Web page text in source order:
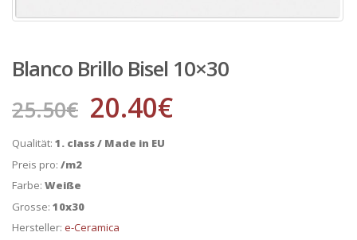
Blanco Brillo Bisel 10×30
25.50€ 20.40€
Qualität: 1. class / Made in EU
Preis pro: /m2
Farbe: Weiße
Grosse: 10x30
Hersteller: e-Ceramica